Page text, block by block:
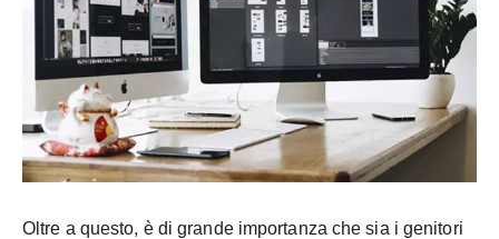
Oltre a questo, è di grande importanza che sia i genitori